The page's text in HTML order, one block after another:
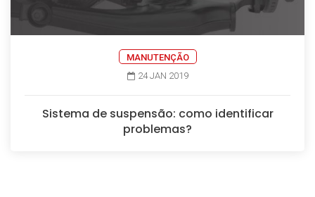
MANUTENÇÃO
24 JAN 2019
Sistema de suspensão: como identificar
problemas?